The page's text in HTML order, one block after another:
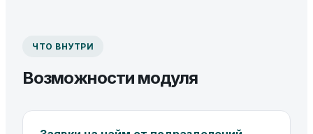
ЧТО ВНУТРИ
Возможности модуля